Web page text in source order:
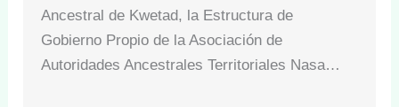
Ancestral de Kwetad, la Estructura de
Gobierno Propio de la Asociación de
Autoridades Ancestrales Territoriales Nasa…